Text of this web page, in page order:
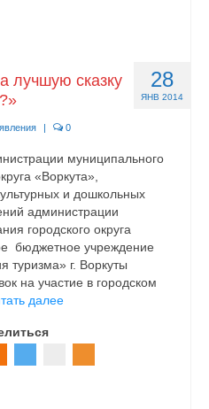
28
ЯНВ 2014
лучшую сказку
| 0
муниципального
«Воркута»,
и дошкольных
администрации
городского округа
бюджетное учреждение
туризма» г. Воркуты
на участие в городском
далее